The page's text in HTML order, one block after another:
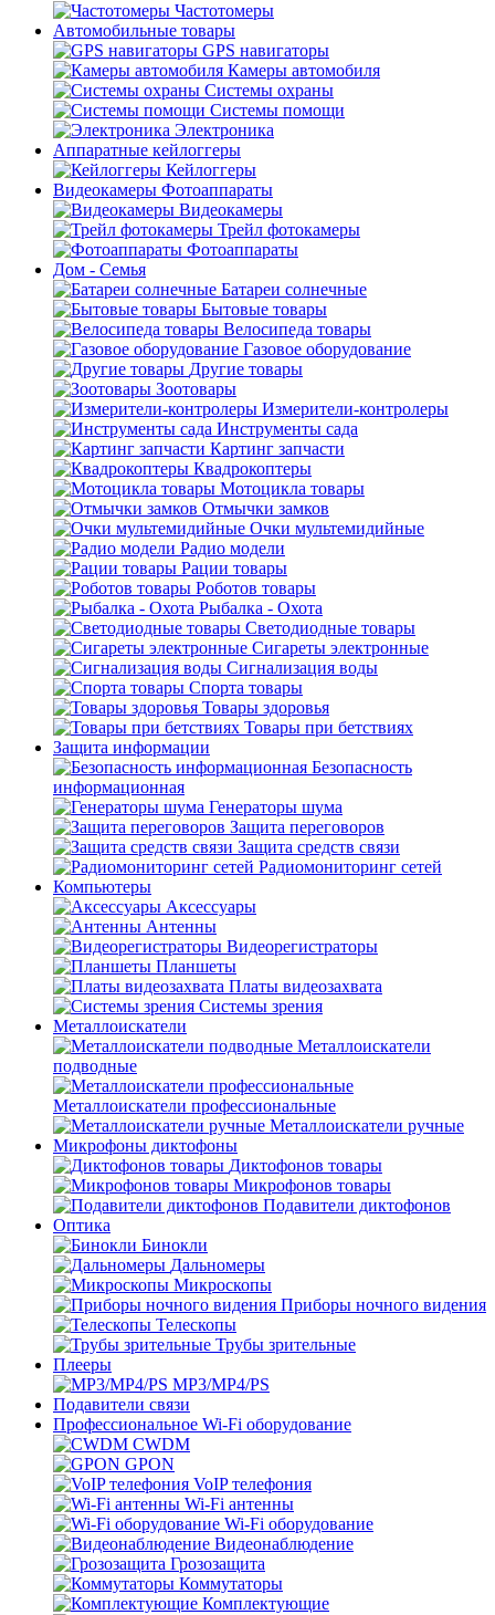
Частотомеры
Автомобильные товары
GPS навигаторы
Камеры автомобиля
Системы охраны
Системы помощи
Электроника
Аппаратные кейлоггеры
Кейлоггеры
Видеокамеры Фотоаппараты
Видеокамеры
Трейл фотокамеры
Фотоаппараты
Дом - Семья
Батареи солнечные
Бытовые товары
Велосипеда товары
Газовое оборудование
Другие товары
Зоотовары
Измерители-контролеры
Инструменты сада
Картинг запчасти
Квадрокоптеры
Мотоцикла товары
Отмычки замков
Очки мультемидийные
Радио модели
Рации товары
Роботов товары
Рыбалка - Охота
Светодиодные товары
Сигареты электронные
Сигнализация воды
Спорта товары
Товары здоровья
Товары при бетствиях
Защита информации
Безопасность
информационная
Генераторы шума
Защита переговоров
Защита средств связи
Радиомониторинг сетей
Компьютеры
Аксессуары
Антенны
Видеорегистраторы
Планшеты
Платы видеозахвата
Системы зрения
Металлоискатели
Металлоискатели
подводные
Металлоискатели профессиональные
Металлоискатели ручные
Микрофоны диктофоны
Диктофонов товары
Микрофонов товары
Подавители диктофонов
Оптика
Бинокли
Дальномеры
Микроскопы
Приборы ночного видения
Телескопы
Трубы зрительные
Плееры
MP3/MP4/PS
Подавители связи
Профессиональное Wi-Fi оборудование
CWDM
GPON
VoIP телефония
Wi-Fi антенны
Wi-Fi оборудование
Видеонаблюдение
Грозозащита
Коммутаторы
Комплектующие